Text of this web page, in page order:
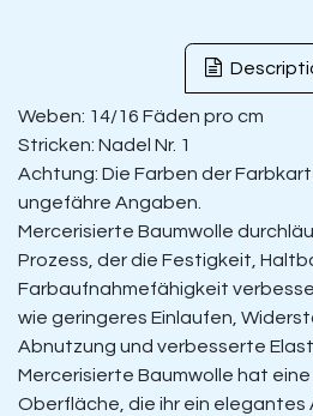
Weben: 14/16 Fäden pro cm
Stricken: Nadel Nr. 1
Achtung: Die Farben der
ungefähre Angaben.
Mercerisierte Baumwolle
Prozess, der die Festigkeit,
Farbaufnahmefähigkeit
wie geringeres Einlaufen,
Abnutzung und verbesserte
Mercerisierte Baumwolle hat
Oberfläche, die ihr ein elegantes